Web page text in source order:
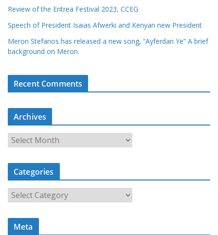
Review of the Eritrea Festival 2023, CCEG
Speech of President Isaias Afwerki and Kenyan new President
Meron Stefanos has released a new song, “Ayferdan Ye” A brief
background on Meron.
Recent Comments
Archives
r
c
i
Categories
a
t
Meta